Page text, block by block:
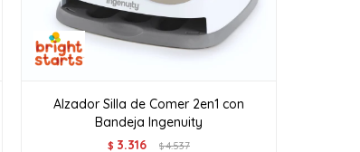
Alzador Silla de Comer 2en1 con
Bandeja Ingenuity
$ 3.316 $4.537